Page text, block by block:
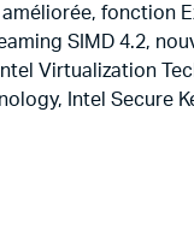
améliorée, fonction
SIMD 4.2,
Virtualization
Intel Secure